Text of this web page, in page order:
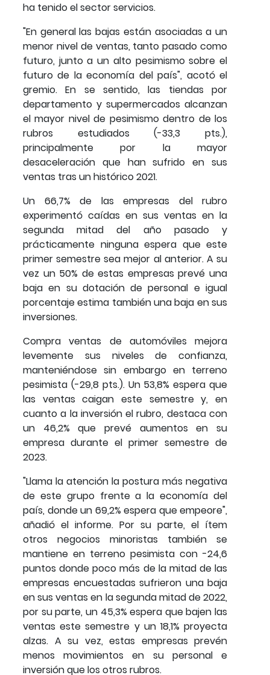
ha tenido el sector servicios.
"En general las bajas están asociadas a un
menor nivel de ventas, tanto pasado como
futuro, junto a un alto pesimismo sobre el
futuro de la economía del país", acotó el
gremio. En se sentido, las tiendas por
departamento y supermercados alcanzan
el mayor nivel de pesimismo dentro de los
rubros estudiados (-33,3 pts.),
principalmente por la mayor
desaceleración que han sufrido en sus
ventas tras un histórico 2021.
Un 66,7% de las empresas del rubro
experimentó caídas en sus ventas en la
segunda mitad del año pasado y
prácticamente ninguna espera que este
primer semestre sea mejor al anterior. A su
vez un 50% de estas empresas prevé una
baja en su dotación de personal e igual
porcentaje estima también una baja en sus
inversiones.
Compra ventas de automóviles mejora
levemente sus niveles de confianza,
manteniéndose sin embargo en terreno
pesimista (-29,8 pts.). Un 53,8% espera que
las ventas caigan este semestre y, en
cuanto a la inversión el rubro, destaca con
un 46,2% que prevé aumentos en su
empresa durante el primer semestre de
2023.
"Llama la atención la postura más negativa
de este grupo frente a la economía del
país, donde un 69,2% espera que empeore",
añadió el informe. Por su parte, el ítem
otros negocios minoristas también se
mantiene en terreno pesimista con -24,6
puntos donde poco más de la mitad de las
empresas encuestadas sufrieron una baja
en sus ventas en la segunda mitad de 2022,
por su parte, un 45,3% espera que bajen las
ventas este semestre y un 18,1% proyecta
alzas. A su vez, estas empresas prevén
menos movimientos en su personal e
inversión que los otros rubros.